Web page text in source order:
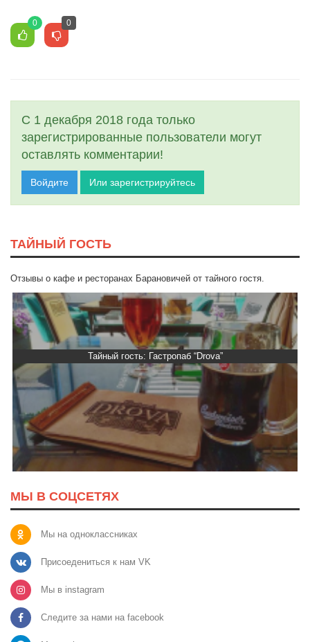
0 0
С 1 декабря 2018 года только
зарегистрированные пользователи могут
оставлять комментарии!
Войдите Или зарегистрируйтесь
ТАЙНЫЙ ГОСТЬ
Отзывы о кафе и ресторанах Барановичей от тайного гостя.
Тайный гость: Гастропаб “Drova”
МЫ В СОЦСЕТЯХ
Мы на одноклассниках
Присоедениться к нам VK
Мы в instagram
Следите за нами на facebook